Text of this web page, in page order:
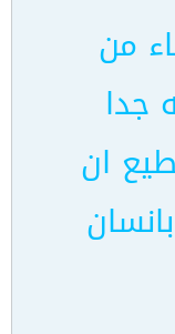
من
جدا
ان